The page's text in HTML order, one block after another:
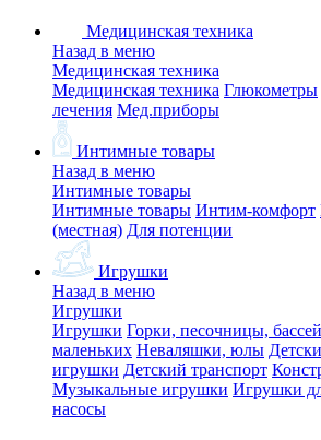
Медицинская техника
Назад в меню
Медицинская техника
Медицинская техника Глюкометры
лечения Мед.приборы
Интимные товары
Назад в меню
Интимные товары
Интимные товары Интим-комфорт
(местная) Для потенции
Игрушки
Назад в меню
Игрушки
Игрушки Горки, песочницы,
маленьких Неваляшки, юлы
игрушки Детский транспорт
Музыкальные игрушки Игрушки
насосы